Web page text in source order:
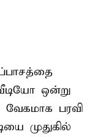
ஒன்று
பரவி
முதுகில்